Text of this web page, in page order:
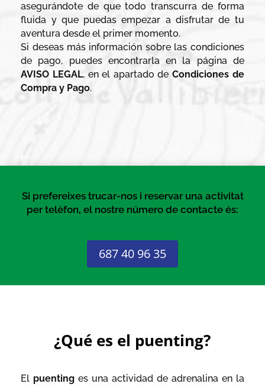
asegurándote de que todo transcurra de forma
fluida y que puedas empezar a disfrutar de tu
aventura desde el primer momento.
Si deseas más información sobre las condiciones
de pago, puedes encontrarla en la página de
AVISO LEGAL, en el apartado deCondiciones de
Compra y Pago.
Si prefereixes trucar-nos i reservar una activitat
per telèfon, el nostre número de contacte és:
687 40 96 35
¿Qué es el puenting?
El puenting es una actividad de adrenalina en la